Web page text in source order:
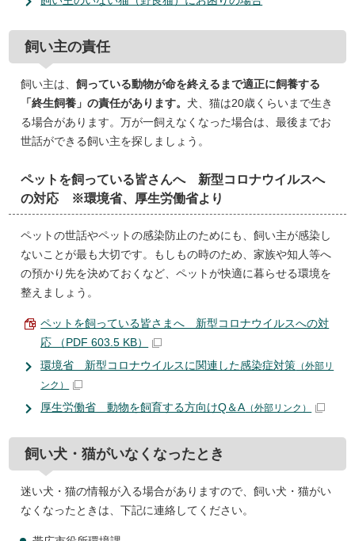
飼い主の責任
飼い主は、飼っている動物が命を終えるまで適正に飼養する
「終生飼養」の責任があります。犬、猫は20歳くらいまで生き
る場合があります。万が一飼えなくなった場合は、最後までお
世話ができる飼い主を探しましょう。
ペットを飼っている皆さんへ 新型コロナウイルスへ
の対応 ※環境省、厚生労働省より
ペットの世話やペットの感染防止のためにも、飼い主が感染し
ないことが最も大切です。もしもの時のため、家族や知人等へ
の預かり先を決めておくなど、ペットが快適に暮らせる環境を
整えましょう。
ペットを飼っている皆さまへ 新型コロナウイルスへの対
応 （PDF 603.5 KB）
環境省 新型コロナウイルスに関連した感染症対策 （外部リ
ンク）
厚生労働省 動物を飼育する方向けQ＆A（外部リンク）
飼い犬・猫がいなくなったとき
迷い犬・猫の情報が入る場合がありますので、飼い犬・猫がい
なくなったときは、下記に連絡してください。